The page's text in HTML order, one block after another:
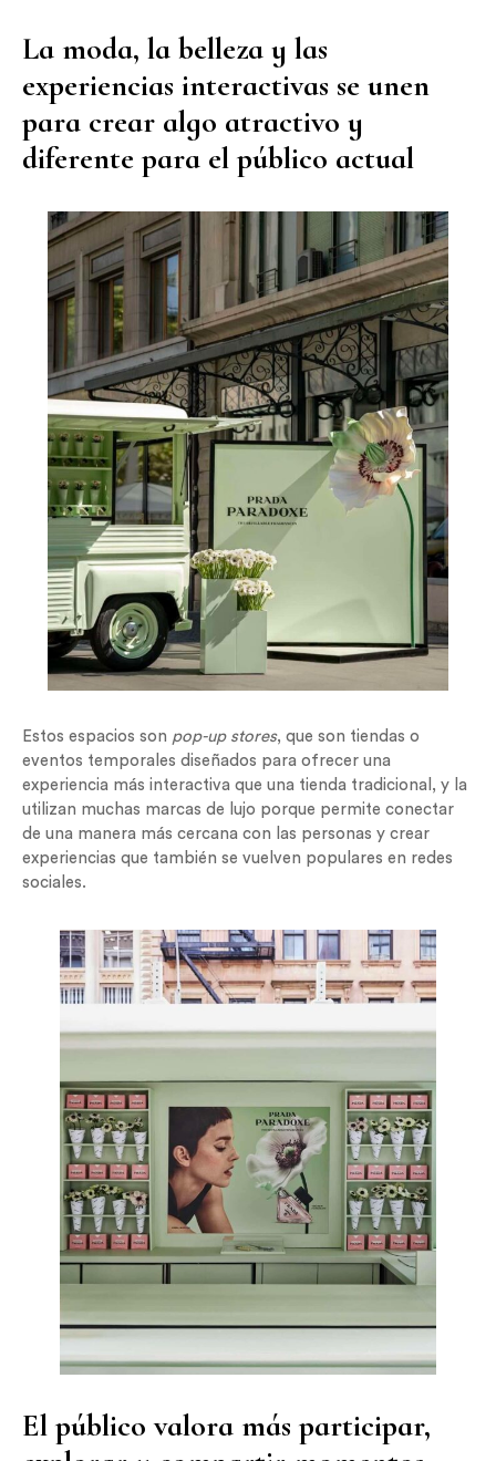
La moda, la belleza y las
experiencias interactivas se unen
para crear algo atractivo y
diferente para el público actual
Estos espacios son pop-up stores, que son tiendas o
eventos temporales diseñados para ofrecer una
experiencia más interactiva que una tienda tradicional, y la
utilizan muchas marcas de lujo porque permite conectar
de una manera más cercana con las personas y crear
experiencias que también se vuelven populares en redes
sociales.
El público valora más participar,